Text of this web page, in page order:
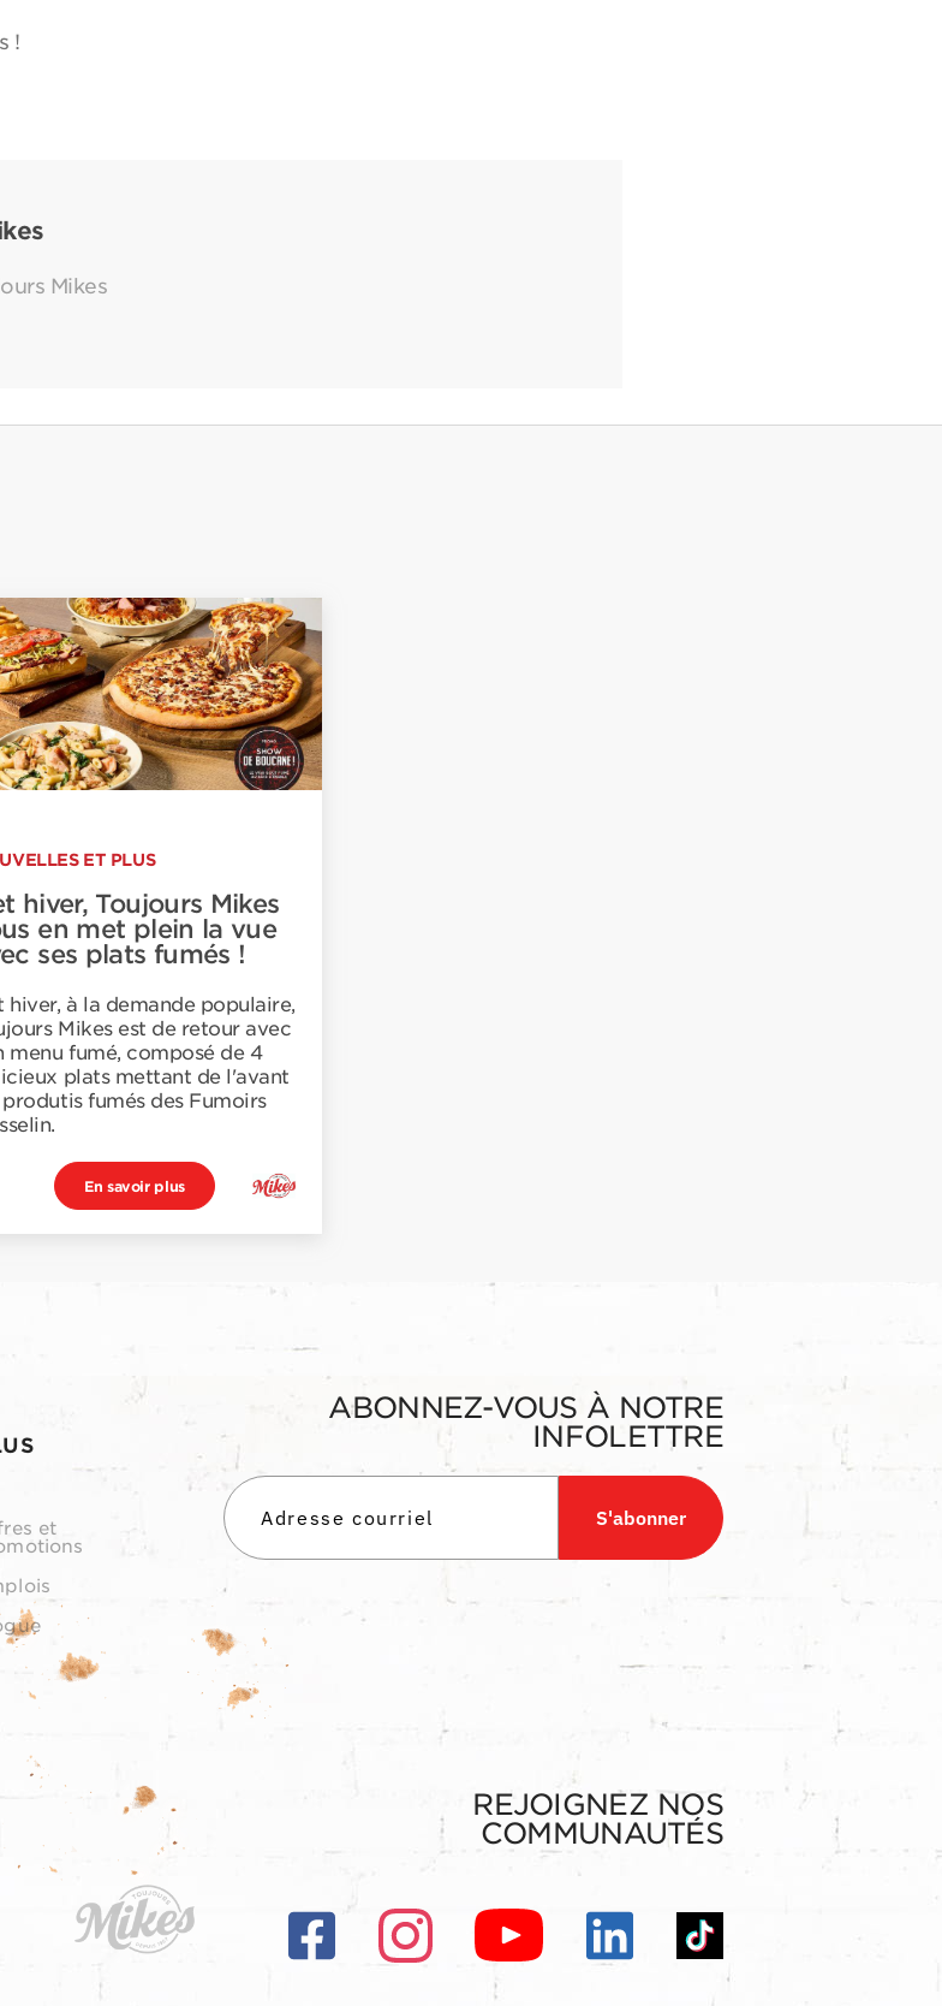
!
Mikes
ET PLUS
hiver, Toujours Mikes
en met plein la vue
ses plats fumés !
hiver, à la demande populaire,
Mikes est de retour avec
menu fumé, composé de 4
plats mettant de l'avant
produtis fumés des Fumoirs
En savoir plus
et
ABONNEZ-VOUS À NOTRE
INFOLETTRE
S'abonner
REJOIGNEZ NOS
COMMUNAUTÉS